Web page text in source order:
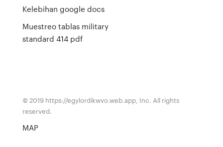
Kelebihan google docs
Muestreo tablas military
standard 414 pdf
© 2019 https://egylordikwvo.web.app, Inc. All rights
reserved.
MAP